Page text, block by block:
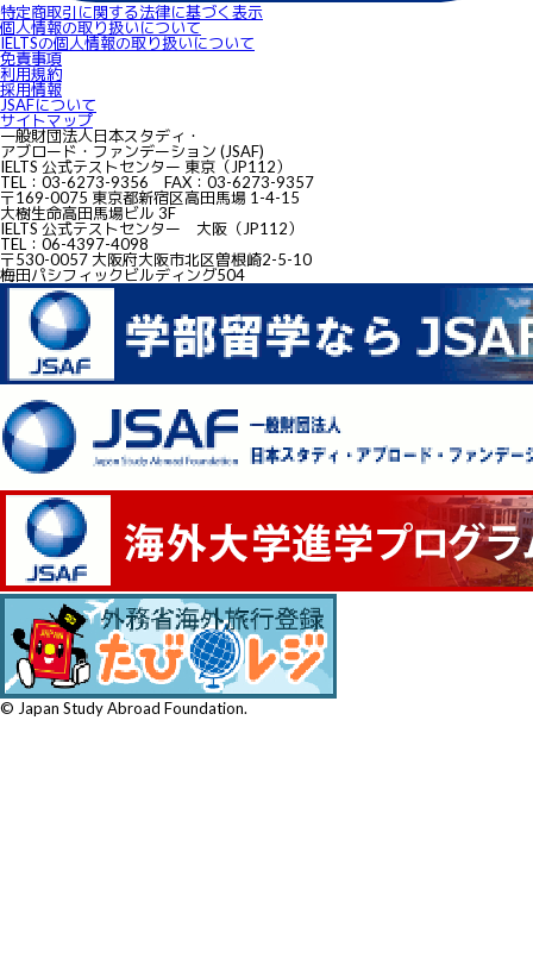
特定商取引に関する法律に基づく表示
個人情報の取り扱いについて
IELTSの個⼈情報の取り扱いについて
免責事項
利用規約
採用情報
JSAFについて
サイトマップ
一般財団法人日本スタディ・
アブロード・ファンデーション (JSAF)
IELTS 公式テストセンター 東京（JP112）
TEL：03-6273-9356 FAX：03-6273-9357
〒169-0075 東京都新宿区高田馬場 1-4-15
大樹生命高田馬場ビル 3F
IELTS 公式テストセンター 大阪（JP112）
TEL：06-4397-4098
〒530-0057 大阪府大阪市北区曽根崎2-5-10
梅田パシフィックビルディング504
© Japan Study Abroad Foundation.